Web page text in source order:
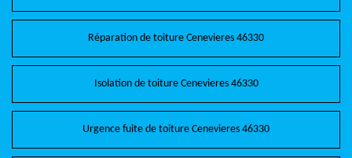
Réparation de toiture Cenevieres 46330
Isolation de toiture Cenevieres 46330
Urgence fuite de toiture Cenevieres 46330